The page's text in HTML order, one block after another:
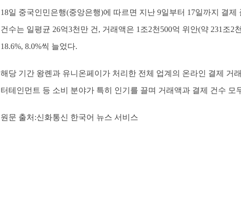
18일 중국인민은행(중앙은행)에 따르면 지난 9일부터 17일까지 결
건수는 일평균 26억3천만 건, 거래액은 1조2천500억 위안(약 231조
18.6%, 8.0%씩 늘었다.
해당 기간 왕롄과 유니온페이가 처리한 전체 업계의 온라인 결제 거
터테인먼트 등 소비 분야가 특히 인기를 끌며 거래액과 결제 건수 모
원문 출처:신화통신 한국어 뉴스 서비스